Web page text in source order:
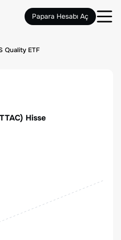
Papara Hesabı Aç
Quality ETF
TTAC) Hisse